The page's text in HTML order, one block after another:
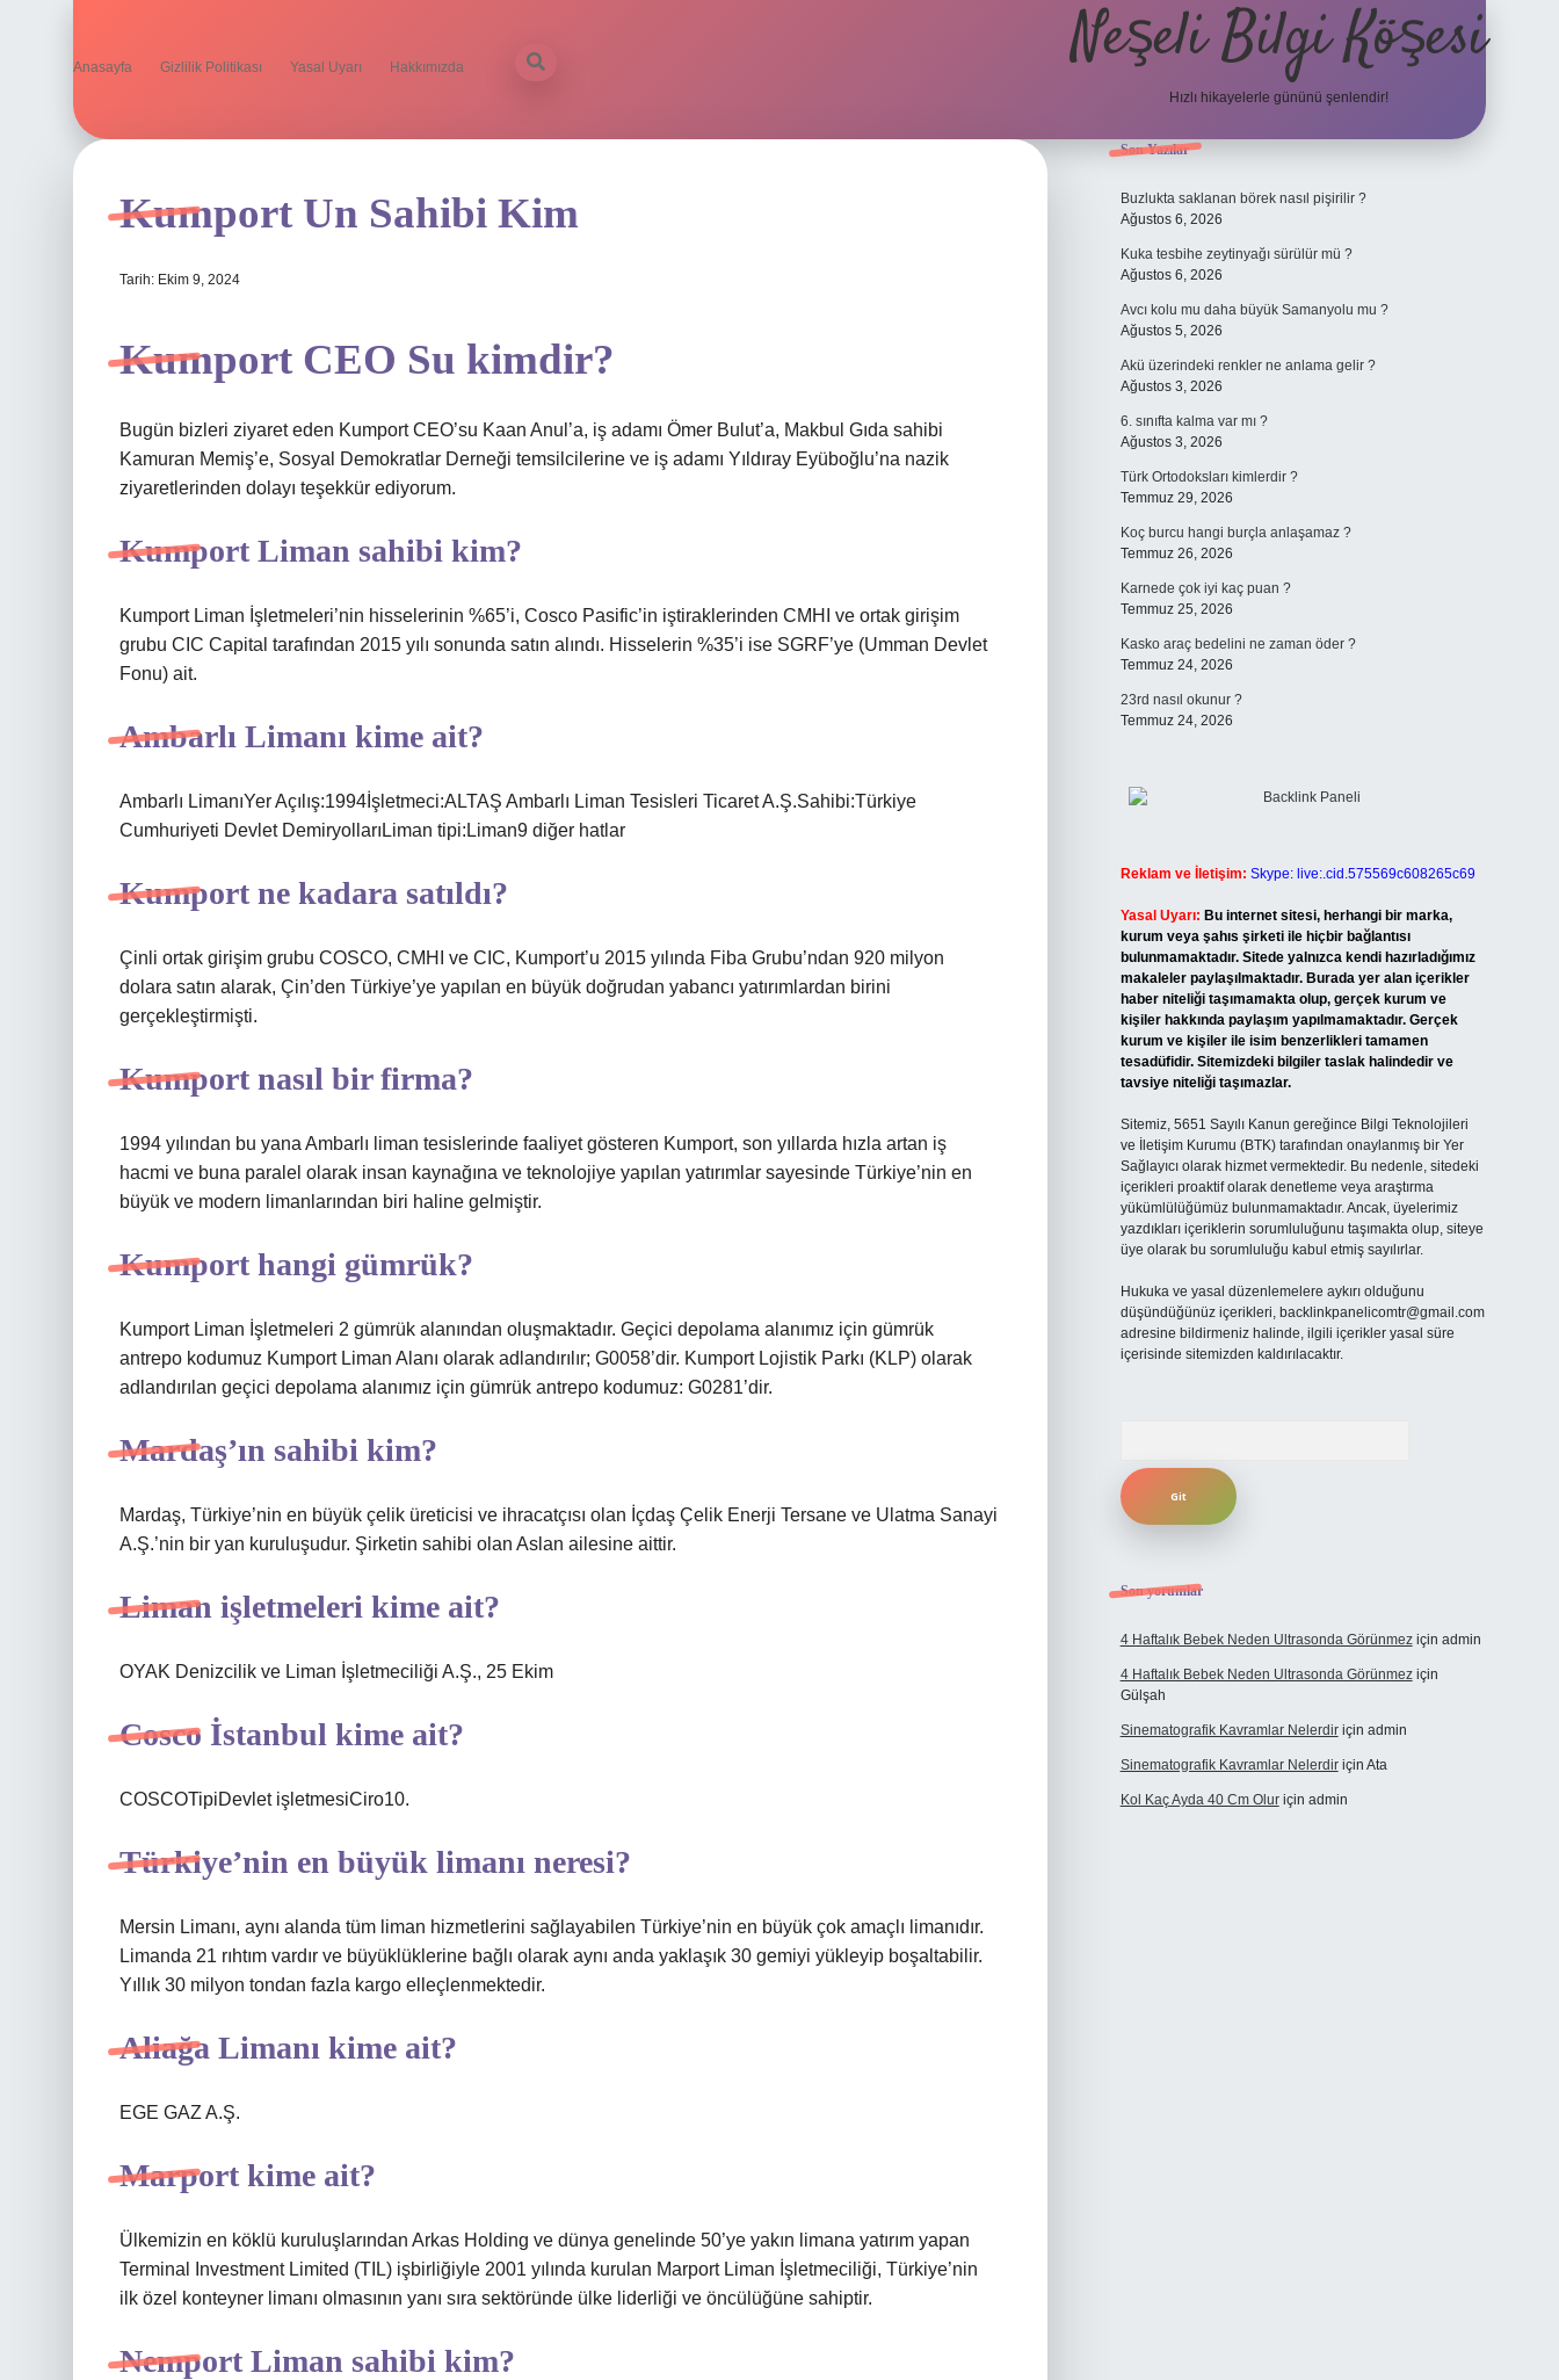
Anasayfa Gizlilik Politikası Yasal Uyarı Hakkımızda Neşeli Bilgi Köşesi
Hızlı hikayelerle gününü şenlendir!
Kumport Un Sahibi Kim
Tarih: Ekim 9, 2024
Kumport CEO Su kimdir?
Bugün bizleri ziyaret eden Kumport CEO’su Kaan Anul’a, iş adamı Ömer Bulut’a, Makbul Gıda sahibi
Kamuran Memiş’e, Sosyal Demokratlar Derneği temsilcilerine ve iş adamı Yıldıray Eyüboğlu’na nazik
ziyaretlerinden dolayı teşekkür ediyorum.
Kumport Liman sahibi kim?
Kumport Liman İşletmeleri’nin hisselerinin %65’i, Cosco Pasific’in iştiraklerinden CMHI ve ortak girişim
grubu CIC Capital tarafından 2015 yılı sonunda satın alındı. Hisselerin %35’i ise SGRF’ye (Umman Devlet
Fonu) ait.
Ambarlı Limanı kime ait?
Ambarlı LimanıYer Açılış:1994İşletmeci:ALTAŞ Ambarlı Liman Tesisleri Ticaret A.Ş.Sahibi:Türkiye
Cumhuriyeti Devlet DemiryollarıLiman tipi:Liman9 diğer hatlar
Kumport ne kadara satıldı?
Çinli ortak girişim grubu COSCO, CMHI ve CIC, Kumport’u 2015 yılında Fiba Grubu’ndan 920 milyon
dolara satın alarak, Çin’den Türkiye’ye yapılan en büyük doğrudan yabancı yatırımlardan birini
gerçekleştirmişti.
Kumport nasıl bir firma?
1994 yılından bu yana Ambarlı liman tesislerinde faaliyet gösteren Kumport, son yıllarda hızla artan iş
hacmi ve buna paralel olarak insan kaynağına ve teknolojiye yapılan yatırımlar sayesinde Türkiye’nin en
büyük ve modern limanlarından biri haline gelmiştir.
Kumport hangi gümrük?
Kumport Liman İşletmeleri 2 gümrük alanından oluşmaktadır. Geçici depolama alanımız için gümrük
antrepo kodumuz Kumport Liman Alanı olarak adlandırılır; G0058’dir. Kumport Lojistik Parkı (KLP) olarak
adlandırılan geçici depolama alanımız için gümrük antrepo kodumuz: G0281’dir.
Mardaş’ın sahibi kim?
Mardaş, Türkiye’nin en büyük çelik üreticisi ve ihracatçısı olan İçdaş Çelik Enerji Tersane ve Ulatma Sanayi
A.Ş.’nin bir yan kuruluşudur. Şirketin sahibi olan Aslan ailesine aittir.
Liman işletmeleri kime ait?
OYAK Denizcilik ve Liman İşletmeciliği A.Ş., 25 Ekim
Cosco İstanbul kime ait?
COSCOTipiDevlet işletmesiCiro10.
Türkiye’nin en büyük limanı neresi?
Mersin Limanı, aynı alanda tüm liman hizmetlerini sağlayabilen Türkiye’nin en büyük çok amaçlı limanıdır.
Limanda 21 rıhtım vardır ve büyüklüklerine bağlı olarak aynı anda yaklaşık 30 gemiyi yükleyip boşaltabilir.
Yıllık 30 milyon tondan fazla kargo elleçlenmektedir.
Aliağa Limanı kime ait?
EGE GAZ A.Ş.
Marport kime ait?
Ülkemizin en köklü kuruluşlarından Arkas Holding ve dünya genelinde 50’ye yakın limana yatırım yapan
Terminal Investment Limited (TIL) işbirliğiyle 2001 yılında kurulan Marport Liman İşletmeciliği, Türkiye’nin
ilk özel konteyner limanı olmasının yanı sıra sektöründe ülke liderliği ve öncülüğüne sahiptir.
Nemport Liman sahibi kim?
Sidebar
Son Yazılar
Buzlukta saklanan börek nasıl pişirilir ?
Ağustos 6, 2026
Kuka tesbihe zeytinyağı sürülür mü ?
Ağustos 6, 2026
Avcı kolu mu daha büyük Samanyolu mu ?
Ağustos 5, 2026
Akü üzerindeki renkler ne anlama gelir ?
Ağustos 3, 2026
6. sınıfta kalma var mı ?
Ağustos 3, 2026
Türk Ortodoksları kimlerdir ?
Temmuz 29, 2026
Koç burcu hangi burçla anlaşamaz ?
Temmuz 26, 2026
Karnede çok iyi kaç puan ?
Temmuz 25, 2026
Kasko araç bedelini ne zaman öder ?
Temmuz 24, 2026
23rd nasıl okunur ?
Temmuz 24, 2026
Reklam ve İletişim: Skype: live:.cid.575569c608265c69
Yasal Uyarı: Bu internet sitesi, herhangi bir marka,
kurum veya şahıs şirketi ile hiçbir bağlantısı
bulunmamaktadır. Sitede yalnızca kendi hazırladığımız
makaleler paylaşılmaktadır. Burada yer alan içerikler
haber niteliği taşımamakta olup, gerçek kurum ve
kişiler hakkında paylaşım yapılmamaktadır. Gerçek
kurum ve kişiler ile isim benzerlikleri tamamen
tesadüfidir. Sitemizdeki bilgiler taslak halindedir ve
tavsiye niteliği taşımazlar.
Sitemiz, 5651 Sayılı Kanun gereğince Bilgi Teknolojileri
ve İletişim Kurumu (BTK) tarafından onaylanmış bir Yer
Sağlayıcı olarak hizmet vermektedir. Bu nedenle, sitedeki
içerikleri proaktif olarak denetleme veya araştırma
yükümlülüğümüz bulunmamaktadır. Ancak, üyelerimiz
yazdıkları içeriklerin sorumluluğunu taşımakta olup, siteye
üye olarak bu sorumluluğu kabul etmiş sayılırlar.
Hukuka ve yasal düzenlemelere aykırı olduğunu
düşündüğünüz içerikleri, backlinkpanelicomtr@gmail.com
adresine bildirmeniz halinde, ilgili içerikler yasal süre
içerisinde sitemizden kaldırılacaktır.
Son yorumlar
4 Haftalık Bebek Neden Ultrasonda Görünmeziçin admin
4 Haftalık Bebek Neden Ultrasonda Görünmeziçin
Gülşah
Sinematografik Kavramlar Nelerdiriçin admin
Sinematografik Kavramlar Nelerdiriçin Ata
Kol Kaç Ayda 40 Cm Oluriçin admin
ilbet mobil giriş en iyi bahis siteleri